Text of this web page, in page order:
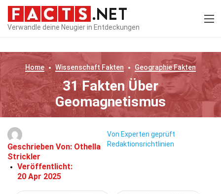
Verwandle deine Neugier in Entdeckungen
Home Wissenschaft Fakten GeographieFakten
31 Fakten Über
Geomagnetismus
Geschrieben Von: Othella
Strickler
Veröffentlicht:
20 Apr 2025
Von Experten geprüft
Redaktionsrichtlinien